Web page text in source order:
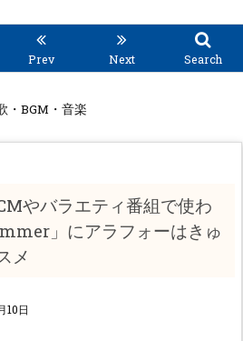
Prev Next Search
・BGM・音楽
やバラエティ番組で使わ
」にアラフォーはきゅ
メ
10日